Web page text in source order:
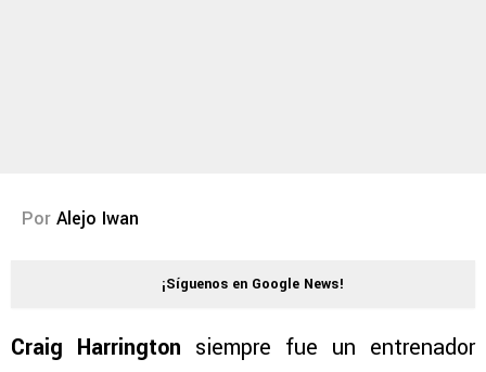
Por Alejo Iwan
¡Síguenos en Google News!
Craig Harrington siempre fue un entrenador